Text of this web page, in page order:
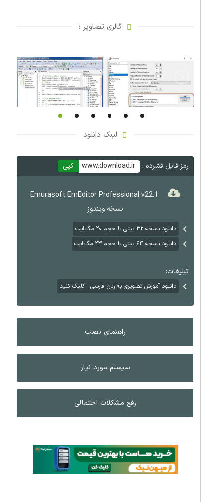
گالری تصاویر :
لینک دانلود
رمز فایل فشرده : www.download.ir کپی
Emurasoft EmEditor Professional v22.1
نسخه ویندوز
دانلود نسخه ۳۲ بیتی با حجم ۲۰ مگابایت
دانلود نسخه ۶۴ بیتی با حجم ۲۳ مگابایت
تبلیغات:
دانلود آموزش تصویری به زبان فارسی - کلیک کنید
راهنمای نصب
سیستم مورد نیاز
رفع مشکلات احتمالی